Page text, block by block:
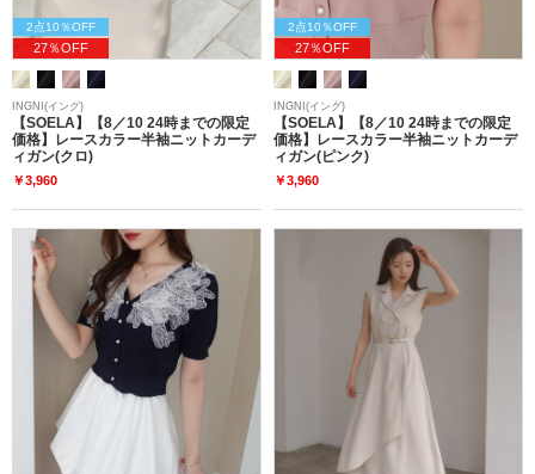
2点10％OFF
27％OFF
INGNI(イング)
【SOELA】【8／10 24時までの限定
価格】レースカラー半袖ニットカーデ
ィガン(クロ)
￥3,960
2点10％OFF
27％OFF
INGNI(イング)
【SOELA】【8／10 24時までの限定
価格】レースカラー半袖ニットカーデ
ィガン(ピンク)
￥3,960